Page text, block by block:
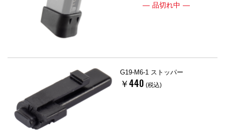
品切れ中
G19-M6-1 ストッパー
￥440 (税込)